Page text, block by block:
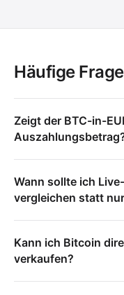
Häufige
Zeigt der BTC-in-
Wann sollte ich
vergleichen statt
Kann ich Bitcoin
verkaufen?